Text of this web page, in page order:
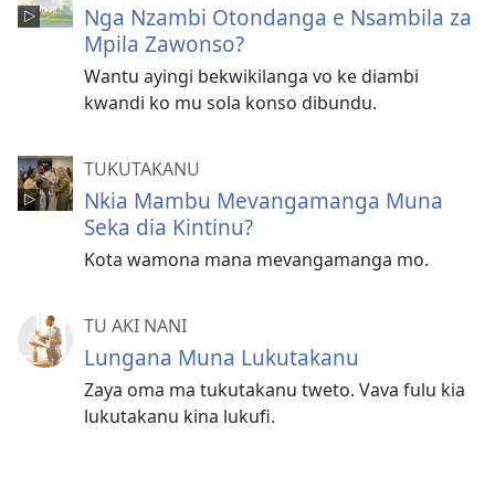
Nga Nzambi Otondanga e Nsambila za
Mpila Zawonso?
Wantu ayingi bekwikilanga vo ke diambi
kwandi ko mu sola konso dibundu.
TUKUTAKANU
Nkia Mambu Mevangamanga Muna
Seka dia Kintinu?
Kota wamona mana mevangamanga mo.
TU AKI NANI
Lungana Muna Lukutakanu
Zaya oma ma tukutakanu tweto. Vava fulu kia
lukutakanu kina lukufi.